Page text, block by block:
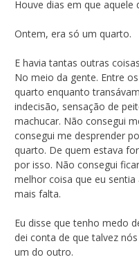
Houve dias em que
Ontem, era só um quarto.
E havia tantas outras
No meio da gente. Entre
quarto enquanto
indecisão, sensação de
machucar. Não consegui
consegui me desprender
quarto. De quem estava
por isso. Não consegui
melhor coisa que eu
mais falta.
Eu disse que tenho medo
dei conta de que talvez
um do outro.